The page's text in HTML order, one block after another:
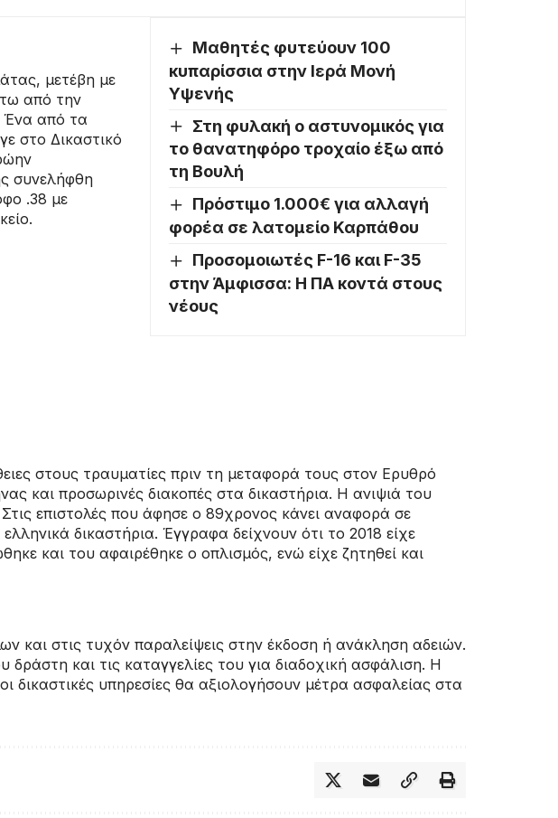
Μαθητές φυτεύουν 100
κυπαρίσσια στην Ιερά Μονή
Υψενής
Στη φυλακή ο αστυνομικός για
το θανατηφόρο τροχαίο έξω από
τη Βουλή
Πρόστιμο 1.000€ για αλλαγή
φορέα σε λατομείο Καρπάθου
Προσομοιωτές F-16 και F-35
στην Άμφισσα: Η ΠΑ κοντά στους
νέους
μετέβη με
από την
Ένα από τα
στο Δικαστικό
συνελήφθη
.38 με
στους τραυματίες πριν τη μεταφορά τους στον Ερυθρό
και προσωρινές διακοπές στα δικαστήρια. Η ανιψιά του
επιστολές που άφησε ο 89χρονος κάνει αναφορά σε
δικαστήρια. Έγγραφα δείχνουν ότι το 2018 είχε
και του αφαιρέθηκε ο οπλισμός, ενώ είχε ζητηθεί και
και στις τυχόν παραλείψεις στην έκδοση ή ανάκληση αδειών.
δράστη και τις καταγγελίες του για διαδοχική ασφάλιση. Η
δικαστικές υπηρεσίες θα αξιολογήσουν μέτρα ασφαλείας στα